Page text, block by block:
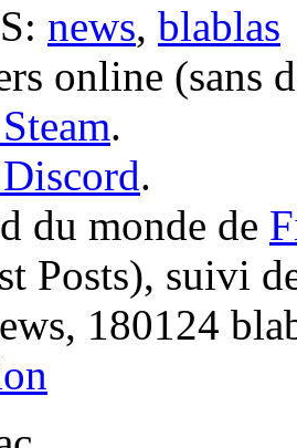
news, blablas
online (sans
.
.
du monde de
Posts), suivi
180124